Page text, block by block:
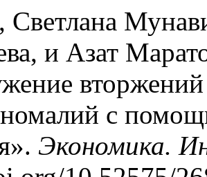
Светлана
и Азат
с
Экономика.